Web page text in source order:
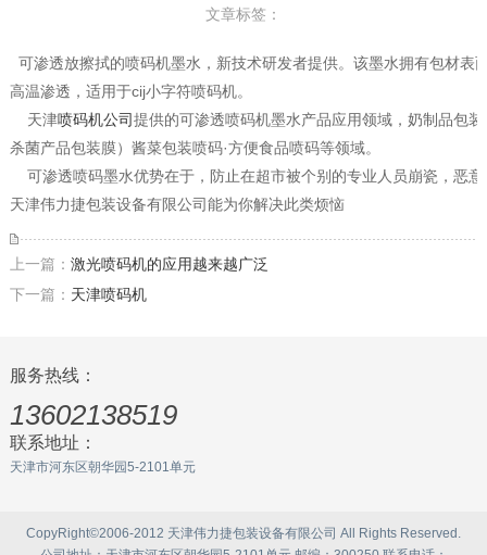
文章标签：
可渗透放擦拭的喷码机墨水，新技术研发者提供。该墨水拥有包材表
高温渗透，适用于cij小字符喷码机。
    天津
喷码机公司提供的可渗透喷码机墨水产品应用领域，奶制品包
杀菌产品包装膜）酱菜包装喷码·方便食品喷码等领域。
可渗透喷码墨水优势在于，防止在超市被个别的专业人员崩瓷，恶
天津伟力捷包装设备有限公司能为你解决此类烦恼
上一篇： 激光喷码机的应用越来越广泛
下一篇： 天津喷码机
服务热线：
13602138519
联系地址：
天津市河东区朝华园5-2101单元
CopyRight©2006-2012 天津伟力捷包装设备有限公司 All Rights Reserved.